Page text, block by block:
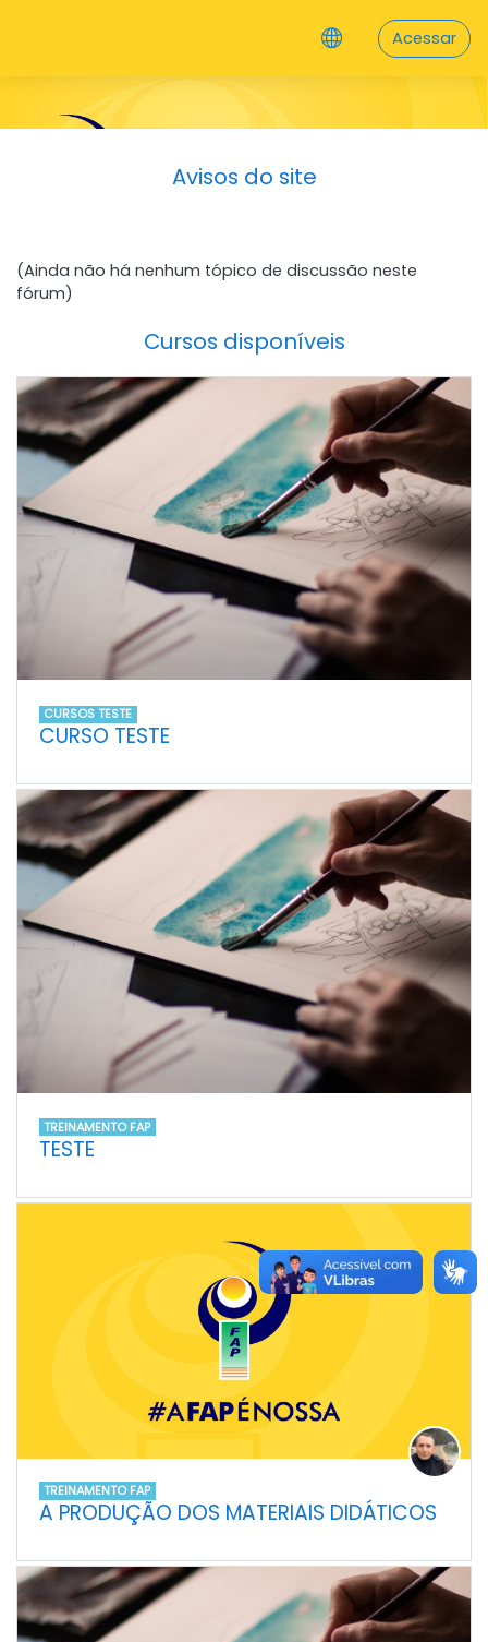
Acessar
Avisos do site
(Ainda não há nenhum tópico de discussão neste
fórum)
Cursos disponíveis
CURSOS TESTE
CURSO TESTE
TREINAMENTO FAP
TESTE
TREINAMENTO FAP
A PRODUÇÃO DOS MATERIAIS DIDÁTICOS